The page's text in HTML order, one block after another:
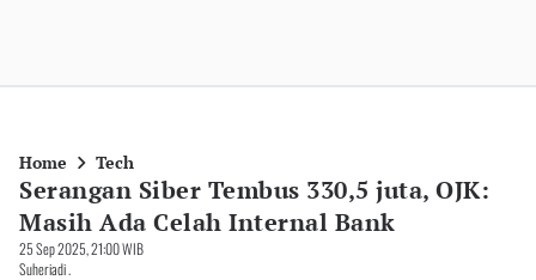
Home Tech
Serangan Siber Tembus 330,5 juta, OJK:
Masih Ada Celah Internal Bank
25 Sep 2025, 21:00 WIB
Suheriadi .